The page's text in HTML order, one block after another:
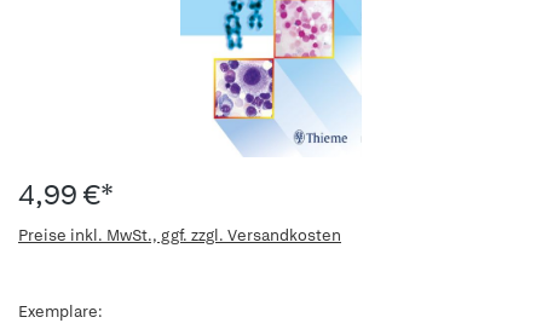
4,99 €*
Preise inkl. MwSt., ggf. zzgl. Versandkosten
Exemplare: